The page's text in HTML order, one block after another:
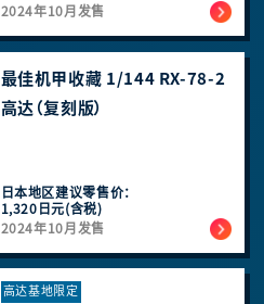
2024年10月发售
最佳机甲收藏 1/144 RX-78-2
高达（复刻版）
日本地区建议零售价：
1,320日元(含税)
2024年10月发售
高达基地限定